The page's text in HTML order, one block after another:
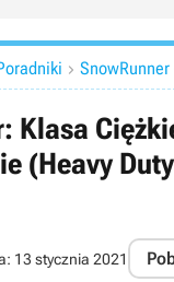

Klasa
(Heavy
13 stycznia 2021